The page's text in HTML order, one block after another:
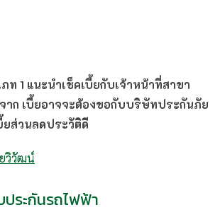
ท 1 แนะนำเช็คเบี้ยกับเจ้าหน้าที่สาขา
าก เบี้ยอาจจะต้องขอกับบริษัทประกันภัย
ยส่วนลดประวัติดี
ระกันรถไฟฟ้า